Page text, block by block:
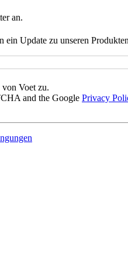
an.
ein Update zu unseren
Voet zu.
and the Google Privacy